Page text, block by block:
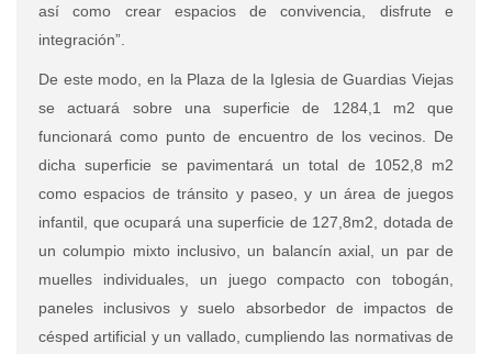
así como crear espacios de convivencia, disfrute e
integración”.
De este modo, en la Plaza de la Iglesia de Guardias Viejas
se actuará sobre una superficie de 1284,1 m2 que
funcionará como punto de encuentro de los vecinos. De
dicha superficie se pavimentará un total de 1052,8 m2
como espacios de tránsito y paseo, y un área de juegos
infantil, que ocupará una superficie de 127,8m2, dotada de
un columpio mixto inclusivo, un balancín axial, un par de
muelles individuales, un juego compacto con tobogán,
paneles inclusivos y suelo absorbedor de impactos de
césped artificial y un vallado, cumpliendo las normativas de